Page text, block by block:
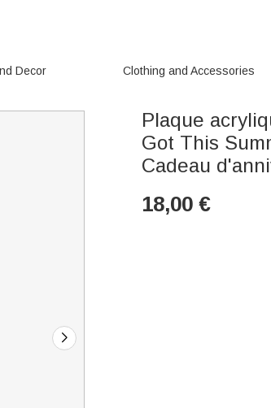
Decor Clothing and Accessories
Plaque
Got This
Cadeau
18,00 €